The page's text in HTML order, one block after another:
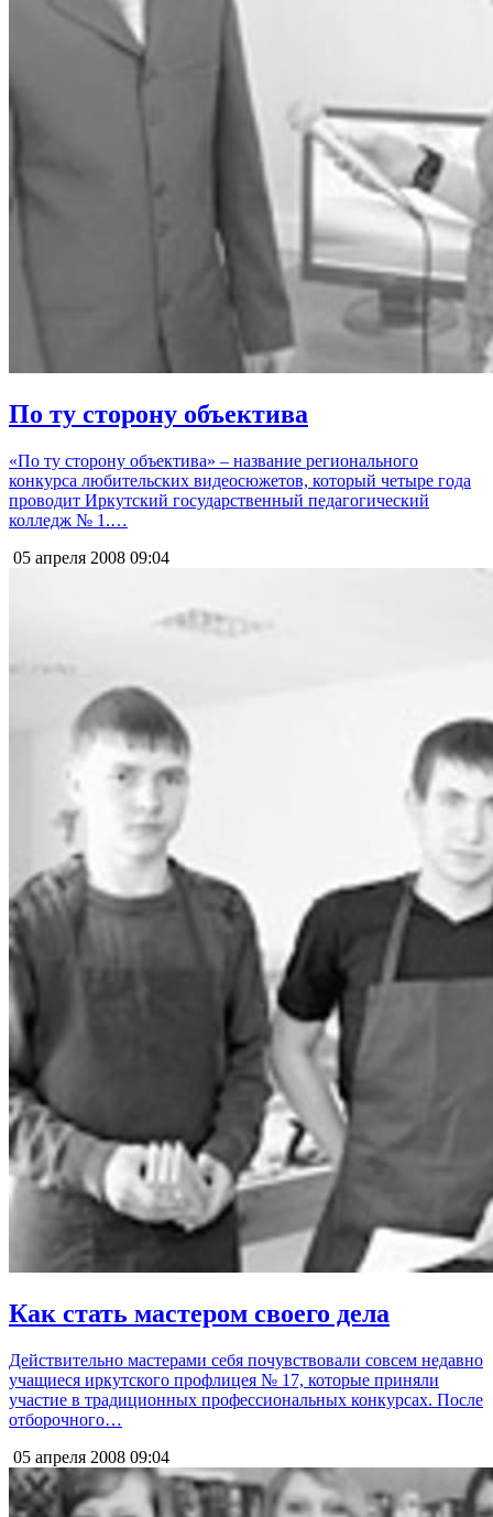
По ту сторону объектива
«По ту сторону объектива» – название регионального
конкурса любительских видеосюжетов, который четыре года
проводит Иркутский государственный педагогический
колледж № 1.…
05 апреля 2008 09:04
Как стать мастером своего дела
Действительно мастерами себя почувствовали совсем недавно
учащиеся иркутского профлицея № 17, которые приняли
участие в традиционных профессиональных конкурсах. После
отборочного…
05 апреля 2008 09:04